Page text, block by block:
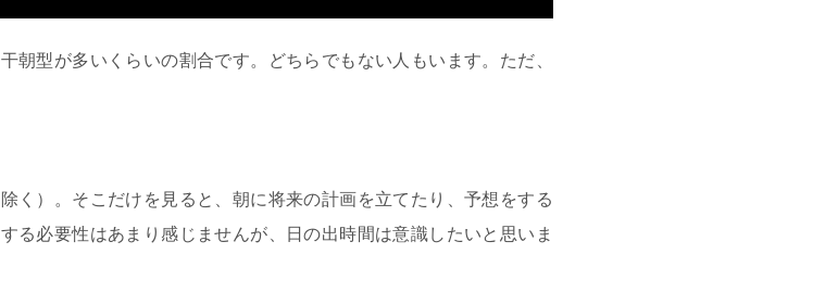
朝型が多いくらいの割合です。どちらでもない人もいます。ただ、
く）。そこだけを見ると、朝に将来の計画を立てたり、予想をする
る必要性はあまり感じませんが、日の出時間は意識したいと思いま